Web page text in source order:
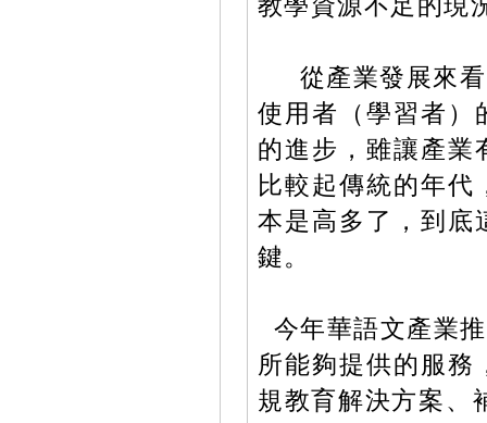
從產業發展來
使用者（學習者）
的進步，雖讓產業
比較起傳統的年
本是高多了，到底
鍵。
今年華語文產業
所能夠提供的服
規教育解決方案、